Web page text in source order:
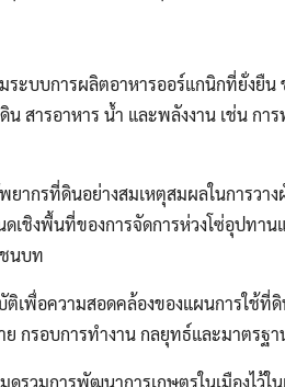
มระบบการผลิตอาหารออร์แกนิกที่ยั่งยื
น สารอาหาร น้ำ และพลังงาน เช่น ก
ากรที่ดินอย่างสมเหตุสมผลในการวาง
เชิงพื้นที่ของการจัดการห่วงโซ่อุปทาน
ชนบท
ติเพื่อความสอดคล้องของแผนการใช้
กรอบการทำงาน กลยุทธ์และมาตรฐา
รวมการพัฒนาการเกษตรในเมืองไว้